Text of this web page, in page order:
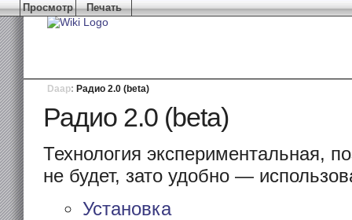
Просмотр Печать
Daap: Радио 2.0 (beta)
Радио 2.0 (beta)
Технология экспериментальная,
не будет, зато удобно —
Установка